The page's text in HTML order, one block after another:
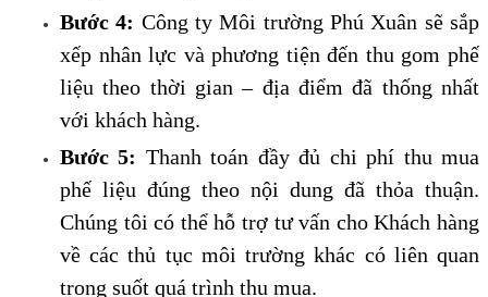
Bước 4: Công ty Môi trường Phú Xuân sẽ sắp
xếp nhân lực và phương tiện đến thu gom phế
liệu theo thời gian – địa điểm đã thống nhất
với khách hàng.
Bước 5: Thanh toán đầy đủ chi phí thu mua
phế liệu đúng theo nội dung đã thỏa thuận.
Chúng tôi có thể hỗ trợ tư vấn cho Khách hàng
về các thủ tục môi trường khác có liên quan
trong suốt quá trình thu mua.